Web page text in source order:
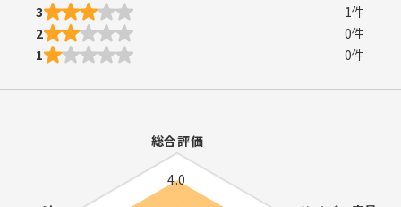
3
1件
2
0件
1
0件